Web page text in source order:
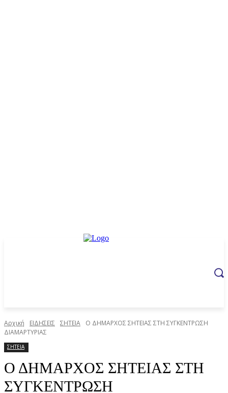
Αρχική ΕΙΔΗΣΕΙΣ ΣΗΤΕΙΑ
Ο ΔΗΜΑΡΧΟΣ ΣΗΤΕΙΑΣ ΣΤΗ ΣΥΓΚΕΝΤΡΩΣΗ
ΔΙΑΜΑΡΤΥΡΙΑΣ
ΣΗΤΕΙΑ
Ο ΔΗΜΑΡΧΟΣ ΣΗΤΕΙΑΣ ΣΤΗ
ΣΥΓΚΕΝΤΡΩΣΗ